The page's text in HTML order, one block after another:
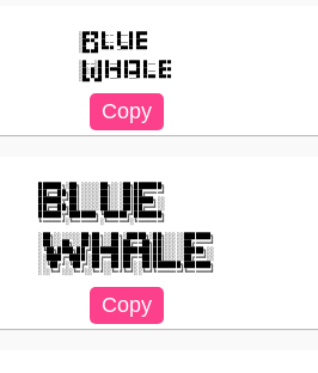
░█▀▀█ █── █──█ █▀▀
░█▀▀▄ █── █──█ █▀▀
░█▄▄█ ▀▀▀ ─▀▀▀ ▀▀▀
░█──░█ █──█ █▀▀█ █── █▀▀
░█░█░█ █▀▀█ █▄▄█ █── █▀▀
░█▄▀▄█ ▀──▀ ▀──▀ ▀▀▀ ▀▀▀
██████╗░██╗░░░░░██╗░░░██╗███████╗
██╔══██╗██║░░░░░██║░░░██║██╔════╝
██████╦╝██║░░░░░██║░░░██║█████╗░░
██╔══██╗██║░░░░░██║░░░██║██╔══╝░░
██████╦╝███████╗╚██████╔╝███████╗
╚═════╝░╚══════╝░╚═════╝░╚══════╝
░██╗░░░░░░░██╗██╗░░██╗░█████╗░██╗░░░░░███████╗
░██║░░██╗░░██║██║░░██║██╔══██╗██║░░░░░██╔════╝
░╚██╗████╗██╔╝███████║███████║██║░░░░░█████╗░░
░░████╔═████║░██╔══██║██╔══██║██║░░░░░██╔══╝░░
░░╚██╔╝░╚██╔╝░██║░░██║██║░░██║███████╗███████╗